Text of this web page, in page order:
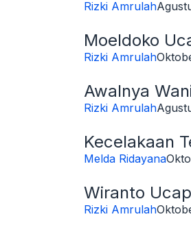
Rizki Amrulah
Moeldoko
Rizki Amrulah
Awalnya
Rizki Amrulah
Kecelakaan
Melda Ridayana
Wiranto
Rizki Amrulah